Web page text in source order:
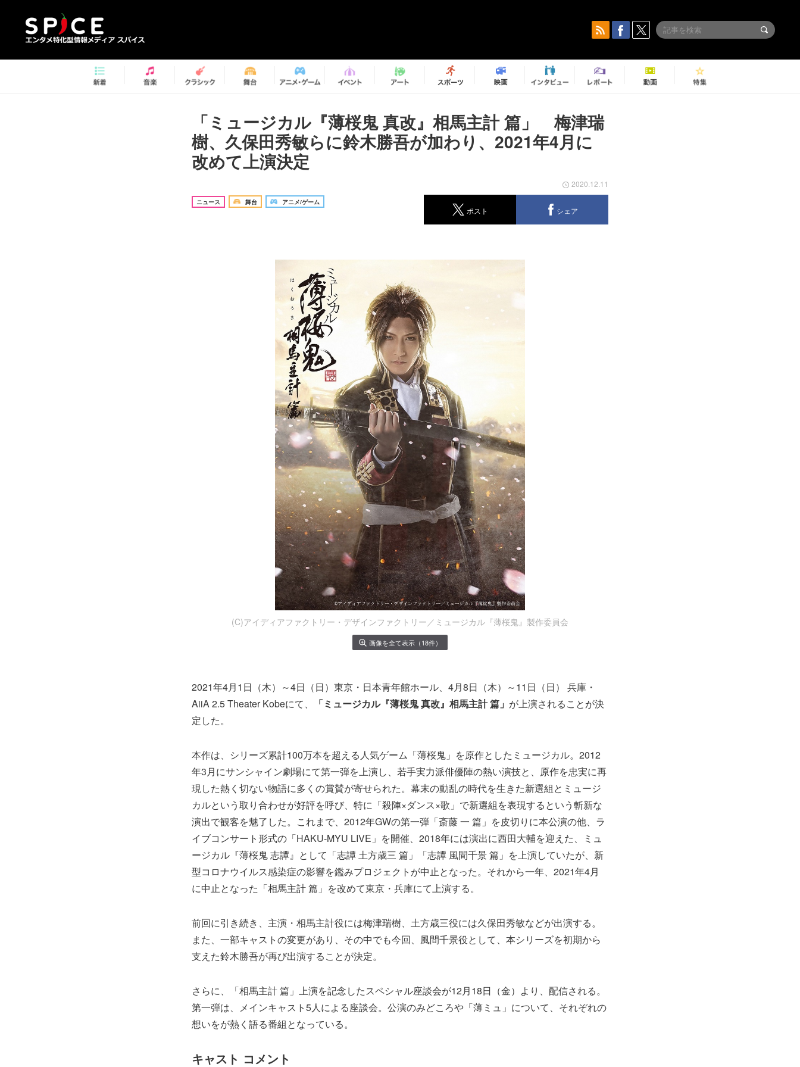
「ミュージカル『薄桜鬼 真改』相馬主計 篇」 梅津瑞
樹、久保田秀敏らに鈴木勝吾が加わり、2021年4月に
改めて上演決定
ニュース 舞台 アニメ/ゲーム
2020.12.11
ポスト シェア
(C)アイディアファクトリー・デザインファクトリー／ミュージカル『薄桜鬼』製作委員会
画像を全て表示（18件）
2021年4月1日（木）～4日（日）東京・日本青年館ホール、4月8日（木）～11日（日） 兵庫・
AiiA 2.5 Theater Kobeにて、
「ミュージカル『薄桜鬼 真改』相馬主計 篇」 が上演されることが決
定した。
本作は、シリーズ累計100万本を超える人気ゲーム「薄桜鬼」を原作としたミュージカル。2012
年3月にサンシャイン劇場にて第一弾を上演し、若手実力派俳優陣の熱い演技と、原作を忠実に再
現した熱く切ない物語に多くの賞賛が寄せられた。幕末の動乱の時代を生きた新選組とミュージ
カルという取り合わせが好評を呼び、特に「殺陣×ダンス×歌」で新選組を表現するという斬新な
演出で観客を魅了した。これまで、2012年GWの第一弾「斎藤 一 篇」を皮切りに本公演の他、ラ
イブコンサート形式の「HAKU-MYU LIVE」を開催、2018年には演出に西田大輔を迎えた、ミュ
ージカル『薄桜鬼 志譚』として「志譚 土方歳三 篇」「志譚 風間千景 篇」を上演していたが、新
型コロナウイルス感染症の影響を鑑みプロジェクトが中止となった。それから一年、2021年4月
に中止となった「相馬主計 篇」を改めて東京・兵庫にて上演する。
前回に引き続き、主演・相馬主計役には梅津瑞樹、土方歳三役には久保田秀敏などが出演する。
また、一部キャストの変更があり、その中でも今回、風間千景役として、本シリーズを初期から
支えた鈴木勝吾が再び出演することが決定。
さらに、「相馬主計 篇」上演を記念したスペシャル座談会が12月18日（金）より、配信される。
第一弾は、メインキャスト5人による座談会。公演のみどころや「薄ミュ」について、それぞれの
想いをが熱く語る番組となっている。
キャスト コメント